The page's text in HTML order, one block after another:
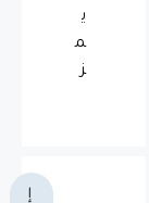
ي
م
ز
إ